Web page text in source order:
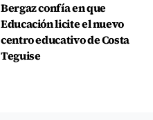
Bergaz confía en que
Educación licite el nuevo
centro educativo de Costa
Teguise